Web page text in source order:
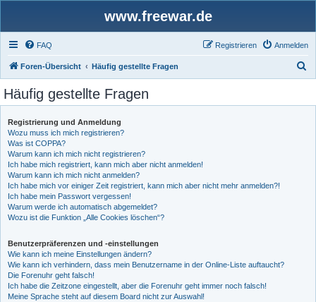
www.freewar.de
FAQ Anmelden
Registrieren
Foren-Übersicht Häufig gestellte Fragen
Häufig gestellte Fragen
Registrierung und Anmeldung
Wozu muss ich mich registrieren?
Was ist COPPA?
Warum kann ich mich nicht registrieren?
Ich habe mich registriert, kann mich aber nicht anmelden!
Warum kann ich mich nicht anmelden?
Ich habe mich vor einiger Zeit registriert, kann mich aber nicht mehr anmelden?!
Ich habe mein Passwort vergessen!
Warum werde ich automatisch abgemeldet?
Wozu ist die Funktion „Alle Cookies löschen“?
Benutzerpräferenzen und -einstellungen
Wie kann ich meine Einstellungen ändern?
Wie kann ich verhindern, dass mein Benutzername in der Online-Liste auftaucht?
Die Forenuhr geht falsch!
Ich habe die Zeitzone eingestellt, aber die Forenuhr geht immer noch falsch!
Meine Sprache steht auf diesem Board nicht zur Auswahl!